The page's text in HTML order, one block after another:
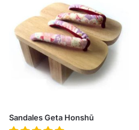
Sandales Geta Honshū